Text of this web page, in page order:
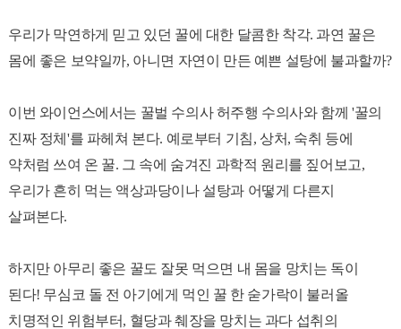
우리가 막연하게 믿고 있던 꿀에 대한 달콤한 착각. 과연 꿀은
몸에 좋은 보약일까, 아니면 자연이 만든 예쁜 설탕에 불과할까?
이번 와이언스에서는 꿀벌 수의사 허주행 수의사와 함께 '꿀의
진짜 정체'를 파헤쳐 본다. 예로부터 기침, 상처, 숙취 등에
약처럼 쓰여 온 꿀. 그 속에 숨겨진 과학적 원리를 짚어보고,
우리가 흔히 먹는 액상과당이나 설탕과 어떻게 다른지
살펴본다.
하지만 아무리 좋은 꿀도 잘못 먹으면 내 몸을 망치는 독이
된다! 무심코 돌 전 아기에게 먹인 꿀 한 숟가락이 불러올
치명적인 위험부터, 혈당과 췌장을 망치는 과다 섭취의